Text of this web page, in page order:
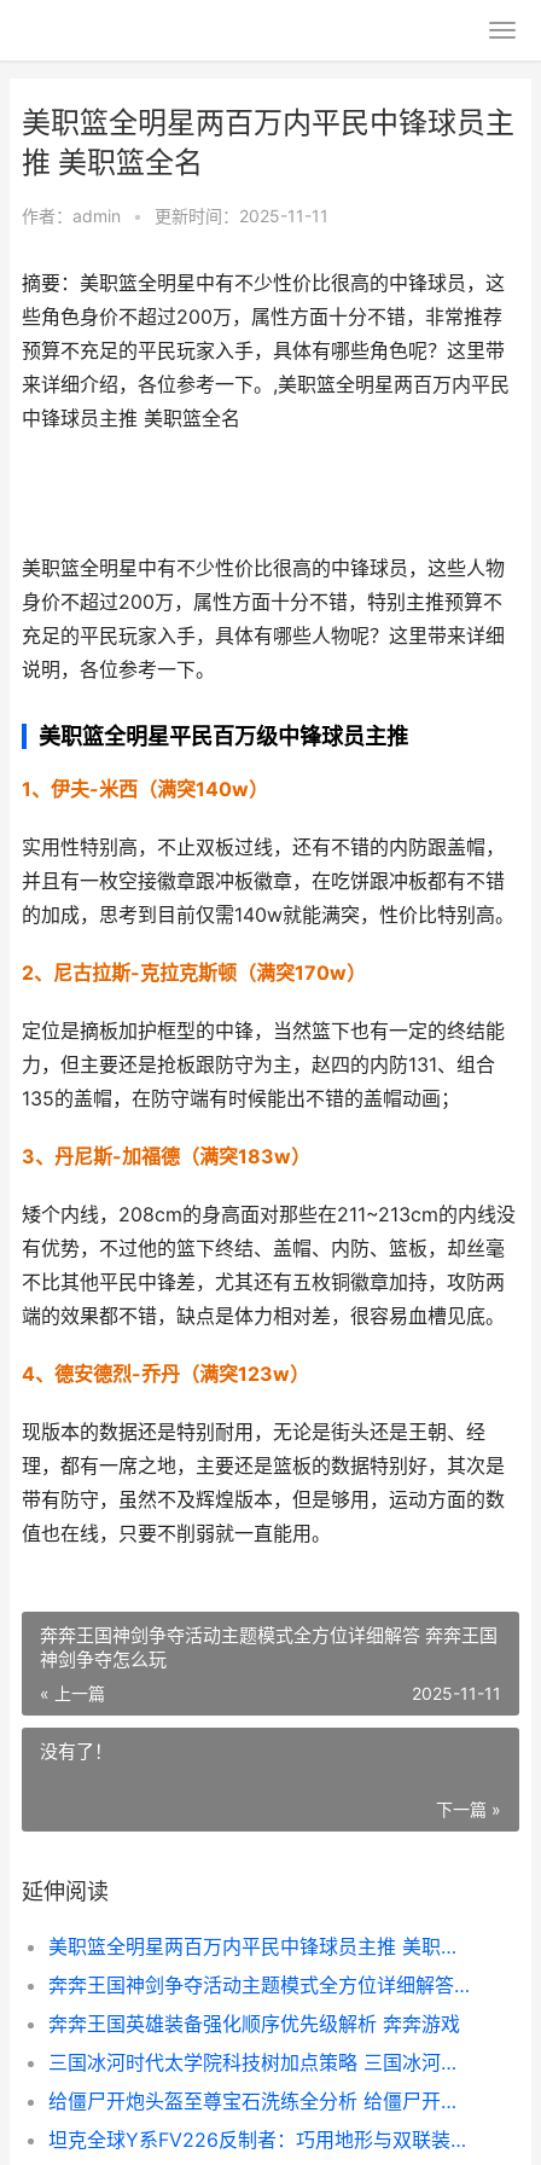
美职篮全明星两百万内平民中锋球员主
推 美职篮全名
作者： admin • 更新时间：2025-11-11
摘要：美职篮全明星中有不少性价比很高的中锋球员，这
些角色身价不超过200万，属性方面十分不错，非常推荐
预算不充足的平民玩家入手，具体有哪些角色呢？这里带
来详细介绍，各位参考一下。,美职篮全明星两百万内平民
中锋球员主推 美职篮全名
美职篮全明星中有不少性价比很高的中锋球员，这些人物
身价不超过200万，属性方面十分不错，特别主推预算不
充足的平民玩家入手，具体有哪些人物呢？这里带来详细
说明，各位参考一下。
美职篮全明星平民百万级中锋球员主推
1、伊夫-米西（满突140w）
实用性特别高，不止双板过线，还有不错的内防跟盖帽，
并且有一枚空接徽章跟冲板徽章，在吃饼跟冲板都有不错
的加成，思考到目前仅需140w就能满突，性价比特别高。
2、尼古拉斯-克拉克斯顿（满突170w）
定位是摘板加护框型的中锋，当然篮下也有一定的终结能
力，但主要还是抢板跟防守为主，赵四的内防131、组合
135的盖帽，在防守端有时候能出不错的盖帽动画；
3、丹尼斯-加福德（满突183w）
矮个内线，208cm的身高面对那些在211~213cm的内线没
有优势，不过他的篮下终结、盖帽、内防、篮板，却丝毫
不比其他平民中锋差，尤其还有五枚铜徽章加持，攻防两
端的效果都不错，缺点是体力相对差，很容易血槽见底。
4、德安德烈-乔丹（满突123w）
现版本的数据还是特别耐用，无论是街头还是王朝、经
理，都有一席之地，主要还是篮板的数据特别好，其次是
带有防守，虽然不及辉煌版本，但是够用，运动方面的数
值也在线，只要不削弱就一直能用。
奔奔王国神剑争夺活动主题模式全方位详细解答 奔奔王国
神剑争夺怎么玩
« 上一篇 2025-11-11
没有了！
下一篇 »
延伸阅读
美职篮全明星两百万内平民中锋球员主推 美职篮全名
奔奔王国神剑争夺活动主题模式全方位详细解答 奔奔王国神剑争夺怎么玩
奔奔王国英雄装备强化顺序优先级解析 奔奔游戏
三国冰河时代太学院科技树加点策略 三国冰河时代太学院升级时间
给僵尸开炮头盔至尊宝石洗练全分析 给僵尸开炮头盔怎么做
坦克全球Y系FV226反制者：巧用地形与双联装炮，打造坚固防守！